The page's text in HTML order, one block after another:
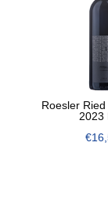
Roesler
2023
€